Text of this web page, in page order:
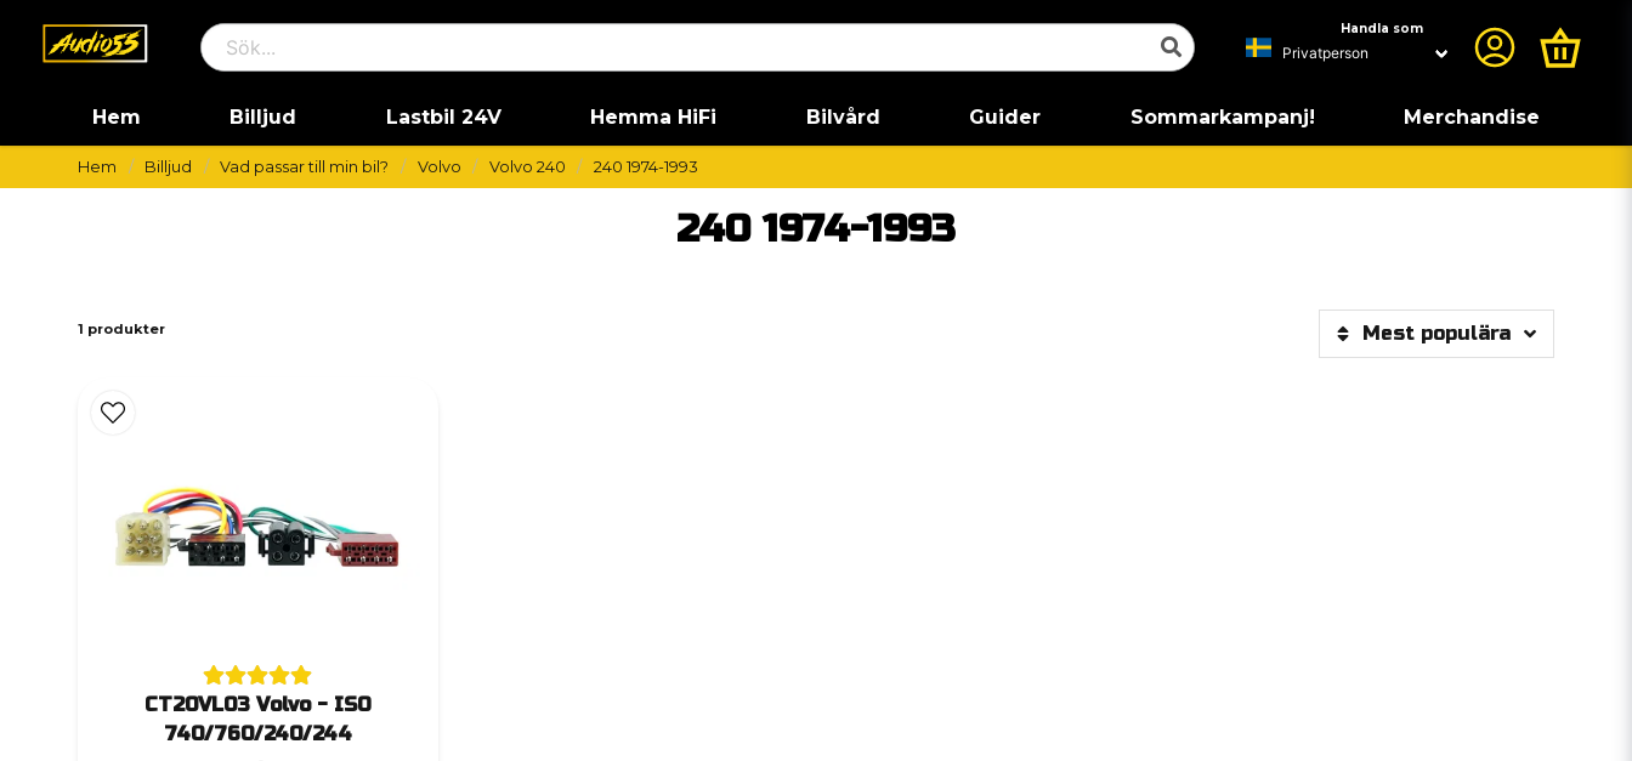
Handla som
Hem Billjud Lastbil 24V Hemma HiFi Bilvård Guider Sommarkampanj! Merchandise
Hem Billjud Vad passar till min bil? Volvo Volvo 240 240 1974-1993
240 1974-1993
1 produkter Mest populära
CT20VL03 Volvo - ISO
740/760/240/244